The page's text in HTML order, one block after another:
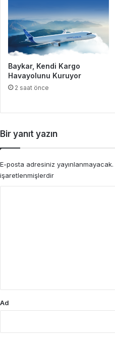
Baykar, Kendi Kargo
Havayolunu Kuruyor
2 saat önce
Bir yanıt yazın
E-posta adresiniz yayınlanmayacak.
işaretlenmişlerdir
Ad